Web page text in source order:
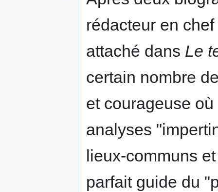
rédacteur en
attaché dans Le
certain nombre
et courageuse
analyses
lieux-communs
parfait guide du